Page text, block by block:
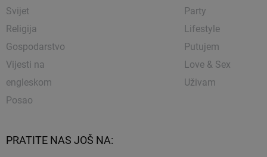
Svijet
Religija
Gospodarstvo
Vijesti na
engleskom
Posao
Party
Lifestyle
Putujem
Love & Sex
Uživam
PRATITE NAS JOŠ NA: